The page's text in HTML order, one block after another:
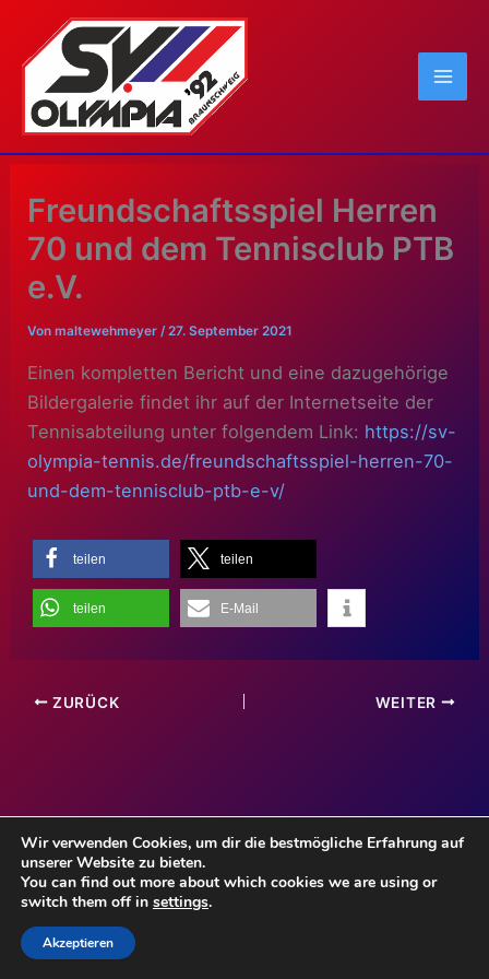
Inhalt
springen
Freundschaftsspiel Herren
70 und dem Tennisclub PTB
e.V.
Vonmaltewehmeyer /27. September 2021
Einen kompletten Bericht und eine dazugehörige
Bildergalerie findet ihr auf der Internetseite der
Tennisabteilung unter folgendem Link: https://sv-
olympia-tennis.de/freundschaftsspiel-herren-70-
und-dem-tennisclub-ptb-e-v/
teilen teilen
teilen E-Mail
ZURÜCK WEITER
Impressum
Haftungsauschluss
Wir verwenden Cookies, um dir die bestmögliche Erfahrung auf
unserer Website zu bieten.
You can find out more about which cookies we are using or
switch them off in settings.
Akzeptieren